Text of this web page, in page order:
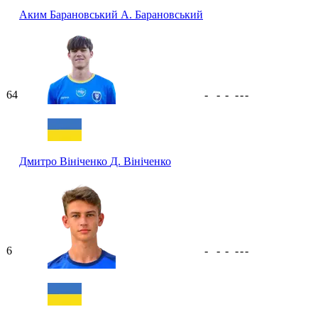
Аким Барановський А. Барановський
64
Дмитро Вініченко Д. Вініченко
- - - ---
6 - - - ---